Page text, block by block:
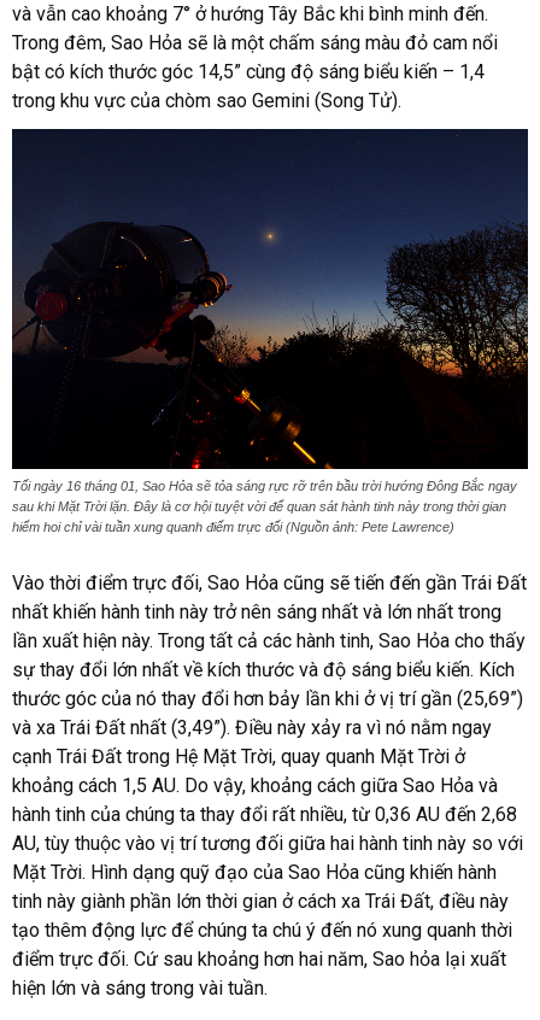
và vẫn cao khoảng 7° ở hướng Tây Bắc khi bình minh đến.
Trong đêm, Sao Hỏa sẽ là một chấm sáng màu đỏ cam nổi
bật có kích thước góc 14,5” cùng độ sáng biểu kiến – 1,4
trong khu vực của chòm sao Gemini (Song Tử).
Tối ngày 16 tháng 01, Sao Hỏa sẽ tỏa sáng rực rỡ trên bầu trời hướng Đông Bắc ngay
sau khi Mặt Trời lặn. Đây là cơ hội tuyệt vời để quan sát hành tinh này trong thời gian
hiếm hoi chỉ vài tuần xung quanh điểm trực đối (Nguồn ảnh: Pete Lawrence)
Vào thời điểm trực đối, Sao Hỏa cũng sẽ tiến đến gần Trái Đất
nhất khiến hành tinh này trở nên sáng nhất và lớn nhất trong
lần xuất hiện này. Trong tất cả các hành tinh, Sao Hỏa cho thấy
sự thay đổi lớn nhất về kích thước và độ sáng biểu kiến. Kích
thước góc của nó thay đổi hơn bảy lần khi ở vị trí gần (25,69”)
và xa Trái Đất nhất (3,49”). Điều này xảy ra vì nó nằm ngay
cạnh Trái Đất trong Hệ Mặt Trời, quay quanh Mặt Trời ở
khoảng cách 1,5 AU. Do vậy, khoảng cách giữa Sao Hỏa và
hành tinh của chúng ta thay đổi rất nhiều, từ 0,36 AU đến 2,68
AU, tùy thuộc vào vị trí tương đối giữa hai hành tinh này so với
Mặt Trời. Hình dạng quỹ đạo của Sao Hỏa cũng khiến hành
tinh này giành phần lớn thời gian ở cách xa Trái Đất, điều này
tạo thêm động lực để chúng ta chú ý đến nó xung quanh thời
điểm trực đối. Cứ sau khoảng hơn hai năm, Sao hỏa lại xuất
hiện lớn và sáng trong vài tuần.